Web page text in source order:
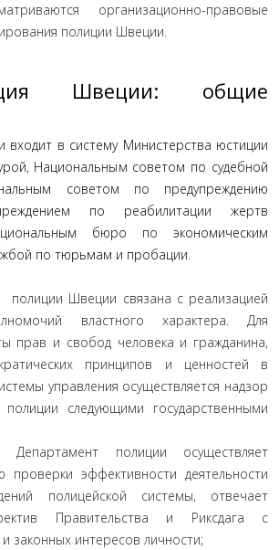
организационно-правовые
полиции Швеции.
Швеции: общие
входит в систему Министерства юстиции
Национальным советом по судебной
советом по предупреждению
по реабилитации жертв
бюро по экономическим
по тюрьмам и пробации.
Швеции связана с реализацией
властного характера. Для
прав и свобод человека и гражданина,
принципов и ценностей в
управления осуществляется надзор
следующими государственными
Департамент полиции осуществляет
проверки эффективности деятельности
полицейской системы, отвечает
Правительства и Риксдага с
законных интересов личности;